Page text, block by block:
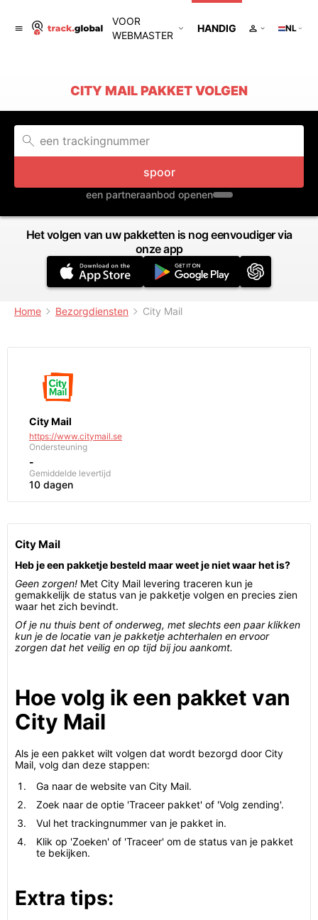
VOOR
WEBMASTER
HANDIG NL
CITY MAIL PAKKET VOLGEN
spoor
een partneraanbod openen
Het volgen van uw pakketten is nog eenvoudiger via
onze app
Home Bezorgdiensten City Mail
City Mail
https://www.citymail.se
Ondersteuning
-
Gemiddelde levertijd
10 dagen
City Mail
Heb je een pakketje besteld maar weet je niet waar het is?
Geen zorgen! Met City Mail levering traceren kun je
gemakkelijk de status van je pakketje volgen en precies zien
waar het zich bevindt.
Of je nu thuis bent of onderweg, met slechts een paar klikken
kun je de locatie van je pakketje achterhalen en ervoor
zorgen dat het veilig en op tijd bij jou aankomt.
Hoe volg ik een pakket van
City Mail
Als je een pakket wilt volgen dat wordt bezorgd door City
Mail, volg dan deze stappen:
Ga naar de website van City Mail.
Zoek naar de optie 'Traceer pakket' of 'Volg zending'.
Vul het trackingnummer van je pakket in.
Klik op 'Zoeken' of 'Traceer' om de status van je pakket
te bekijken.
Extra tips: